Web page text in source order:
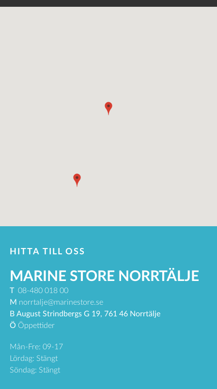
HITTA TILL OSS
MARINE STORE NORRTÄLJE
T08-480 018 00
M norrtalje@marinestore.se
BAugust Strindbergs G 19, 761 46 Norrtälje
Ö Öppettider
Mån-Fre: 09-17
Lördag: Stängt
Söndag: Stängt